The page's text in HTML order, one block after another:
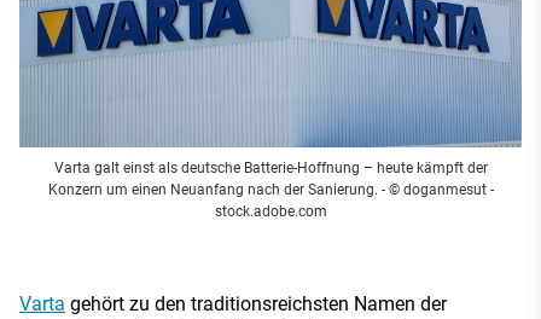
Varta galt einst als deutsche Batterie-Hoffnung – heute kämpft der
Konzern um einen Neuanfang nach der Sanierung. - © doganmesut -
stock.adobe.com
Varta gehört zu den traditionsreichsten Namen der